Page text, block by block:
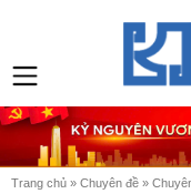
Trang chủ » Chuyên đề »